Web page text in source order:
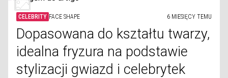
CELEBRITY FACE SHAPE 6 MIESIĘCY TEMU
Dopasowana do kształtu twarzy,
idealna fryzura na podstawie
stylizacji gwiazd i celebrytek